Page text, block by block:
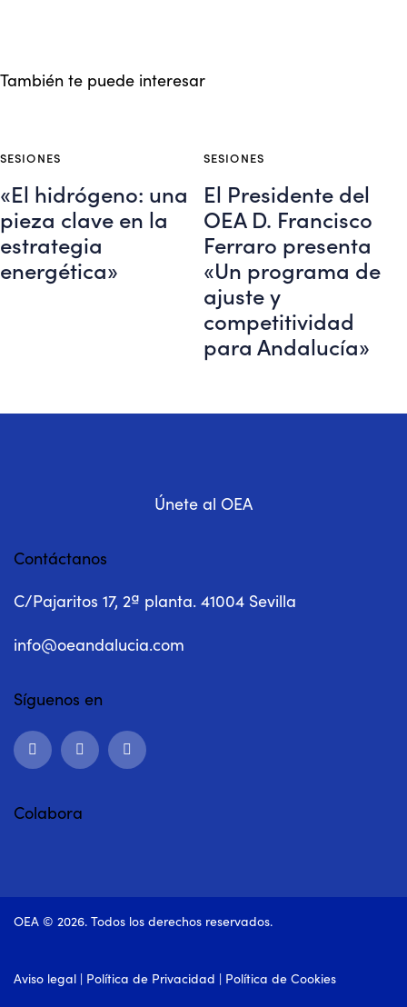
También te puede interesar
SESIONES
«El hidrógeno: una
pieza clave en la
estrategia
energética»
SESIONES
El Presidente del
OEA D. Francisco
Ferraro presenta
«Un programa de
ajuste y
competitividad
para Andalucía»
Únete al OEA
Contáctanos
C/Pajaritos 17, 2ª planta. 41004 Sevilla
info@oeandalucia.com
Síguenos en
Colabora
OEA © 2026. Todos los derechos reservados.
Aviso legal | Política de Privacidad | Política de Cookies